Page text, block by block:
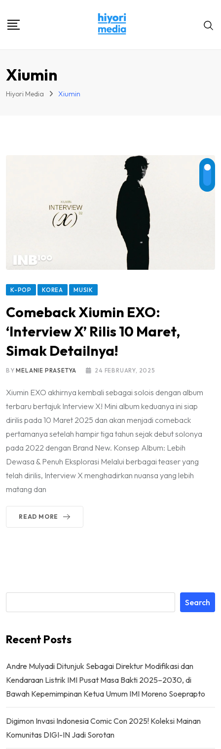
Xiumin
Hiyori Media Xiumin
K-POP KOREA MUSIK
Comeback Xiumin EXO:
‘Interview X’ Rilis 10 Maret,
Simak Detailnya!
BYMELANIE PRASETYA 24 FEBRUARY, 2025
Xiumin EXO akhirnya kembali sebagai solois dengan album
terbaru bertajuk Interview X! Mini album keduanya ini siap
dirilis pada 10 Maret 2025 dan akan menjadi comeback
pertamanya setelah hampir tiga tahun sejak debut solonya
pada 2022 dengan Brand New. Konsep Album: Lebih
Dewasa & Penuh Eksplorasi Melalui berbagai teaser yang
telah dirilis, Interview X menghadirkan nuansa yang lebih
matang dan
READ MORE
Search
Recent Posts
Andre Mulyadi Ditunjuk Sebagai Direktur Modifikasi dan
Kendaraan Listrik IMI Pusat Masa Bakti 2025–2030, di
Bawah Kepemimpinan Ketua Umum IMI Moreno Soeprapto
Digimon Invasi Indonesia Comic Con 2025! Koleksi Mainan
Komunitas DIGI-IN Jadi Sorotan